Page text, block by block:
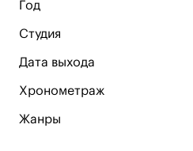
Год
Студия
Дата выхода
Хронометраж
Жанры